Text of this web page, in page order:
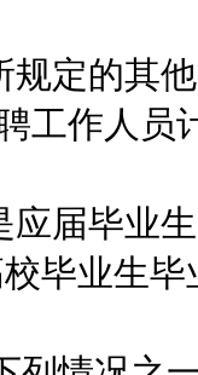
定的其他
工作人员
届毕业生
毕业生